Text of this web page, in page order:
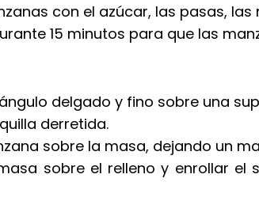
con el azúcar, las pasas,
15 minutos para que las
delgado y fino sobre una
derretida.
sobre la masa, dejando un
sobre el relleno y enrollar el